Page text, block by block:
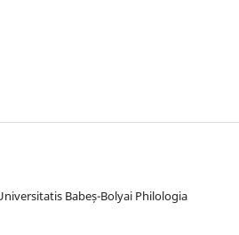
Babeș-Bolyai Philologia